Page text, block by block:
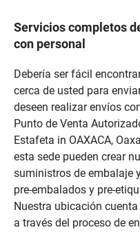
Servicios completos
con personal
Debería ser fácil
cerca de usted para
deseen realizar envíos
Punto de Venta
Estafeta in OAXACA,
esta sede pueden crear
suministros de embalaje
pre-embalados y pre-
Nuestra ubicación
a través del proceso de